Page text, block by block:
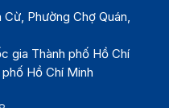
Phường Chợ Quán,
gia Thành phố Hồ Chí
Hồ Chí Minh